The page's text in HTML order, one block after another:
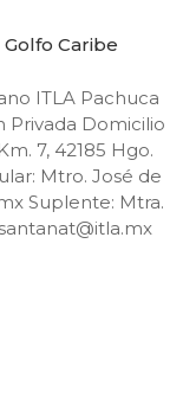
Caribe
ITLA Pachuca
Privada Domicilio
7, 42185 Hgo.
Mtro. José de
Suplente: Mtra.